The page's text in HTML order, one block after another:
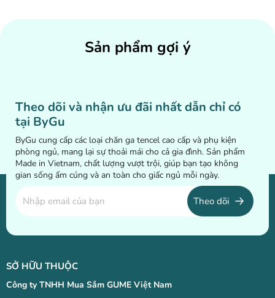
Sản phẩm gợi ý
Theo dõi và nhận ưu đãi nhất dẫn chỉ có
tại ByGu
ByGu cung cấp các loại chăn ga tencel cao cấp và phụ kiện
phòng ngủ, mang lại sự thoải mái cho cả gia đình. Sản phẩm
Made in Vietnam, chất lượng vượt trội, giúp bạn tạo không
gian sống ấm cúng và an toàn cho giấc ngủ mỗi ngày.
Theo dõi
SỞ HỮU THUỘC
Công ty TNHH Mua Sắm GUME Việt Nam